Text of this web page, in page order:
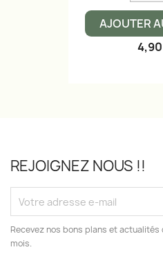
AJOUTER
REJOIGNEZ NOUS !!
Recevez nos bons plans et
mois.